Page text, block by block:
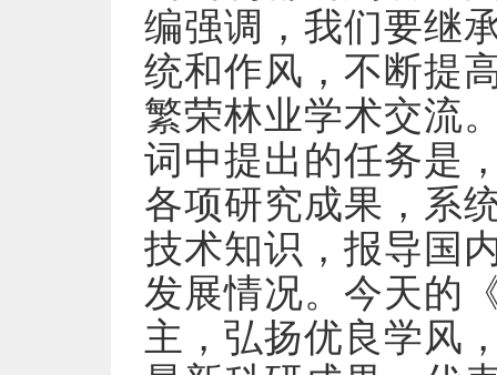
编强调，我们要继
统和作风，不断提
繁荣林业学术交流
词中提出的任务是
各项研究成果，系
技术知识，报导国
发展情况。今天的
主，弘扬优良学风